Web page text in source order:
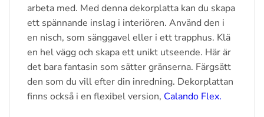
arbeta med. Med denna dekorplatta kan du skapa
ett spännande inslag i interiören. Använd den i
en nisch, som sänggavel eller i ett trapphus. Klä
en hel vägg och skapa ett unikt utseende. Här är
det bara fantasin som sätter gränserna. Färgsätt
den som du vill efter din inredning. Dekorplattan
finns också i en flexibel version, Calando Flex.